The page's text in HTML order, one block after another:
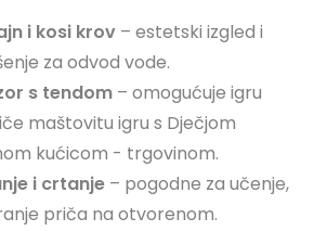
i kosi krov – estetski izgled i
za odvod vode.
s tendom – omogućuje igru
maštovitu igru s Dječjom
kućicom - trgovinom.
i crtanje – pogodne za učenje,
priča na otvorenom.